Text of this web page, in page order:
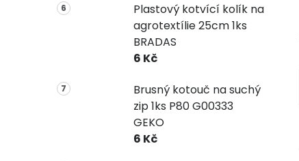
Plastový kotvící kolík na
agrotextílie 25cm 1ks
BRADAS
6 Kč
Brusný kotouč na suchý
zip 1ks P80 G00333
GEKO
6 Kč